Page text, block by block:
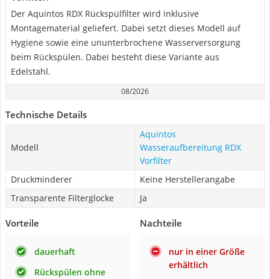
Der Aquintos RDX Rückspülfilter wird inklusive
Montagematerial geliefert. Dabei setzt dieses Modell auf
Hygiene sowie eine ununterbrochene Wasserversorgung
beim Rückspülen. Dabei besteht diese Variante aus
Edelstahl.
08/2026
Technische Details
Modell
Aquintos
Wasseraufbereitung RDX
Vorfilter
Druckminderer
Keine Herstellerangabe
Transparente Filterglocke
Ja
Vorteile
dauerhaft
Rückspülen ohne
Nachteile
nur in einer Größe
erhältlich